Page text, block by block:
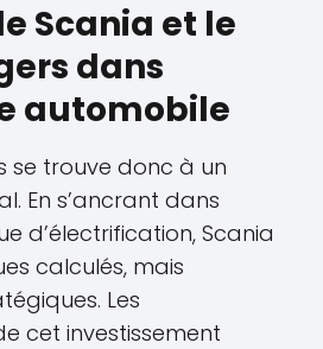
Scania et le
dans
automobile
se trouve donc à un
En s’ancrant dans
d’électrification, Scania
calculés, mais
Les
cet investissement